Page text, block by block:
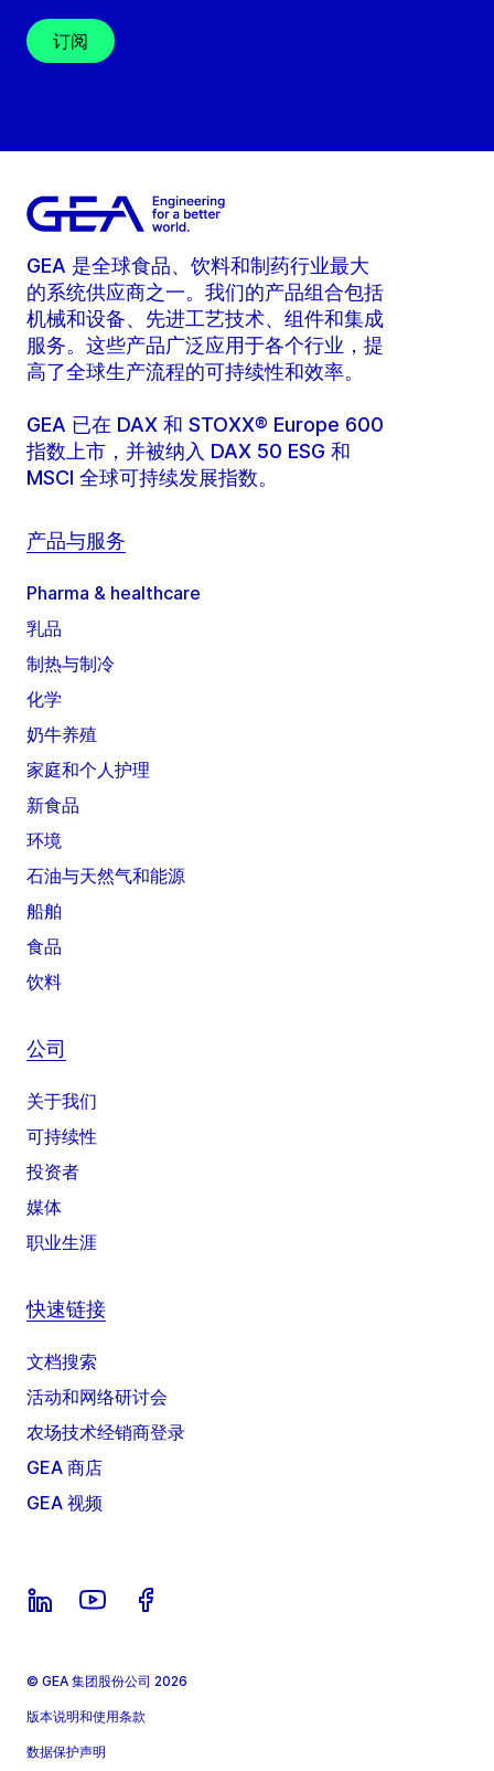
订阅
GEA 是全球食品、饮料和制药行业最大
的系统供应商之一。我们的产品组合包括
机械和设备、先进工艺技术、组件和集成
服务。这些产品广泛应用于各个行业，提
高了全球生产流程的可持续性和效率。
GEA 已在 DAX 和 STOXX® Europe 600
指数上市，并被纳入 DAX 50 ESG 和
MSCI 全球可持续发展指数。
产品与服务
Pharma & healthcare
乳品
制热与制冷
化学
奶牛养殖
家庭和个人护理
新食品
环境
石油与天然气和能源
船舶
食品
饮料
公司
关于我们
可持续性
投资者
媒体
职业生涯
快速链接
文档搜索
活动和网络研讨会
农场技术经销商登录
GEA 商店
GEA 视频
© GEA 集团股份公司 2026
版本说明和使用条款
数据保护声明